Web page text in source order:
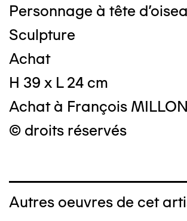
Personnage à tête
Sculpture
Achat
H 39 x L 24 cm
Achat à François MILLON
© droits réservés
Autres oeuvres de cet